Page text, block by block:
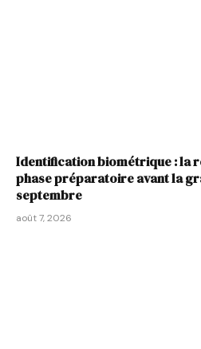
Identification biométrique : la
phase préparatoire avant la
septembre
août 7, 2026